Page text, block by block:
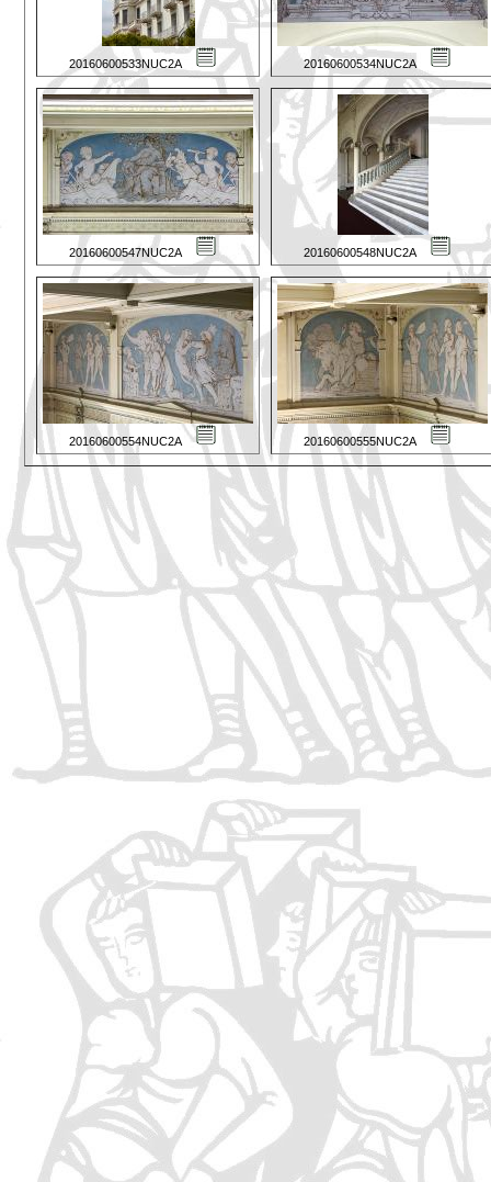
20160600533NUC2A 20160600534NUC2A
20160600547NUC2A 20160600548NUC2A
20160600554NUC2A 20160600555NUC2A